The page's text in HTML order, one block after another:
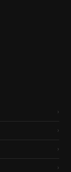
›
›
›
›